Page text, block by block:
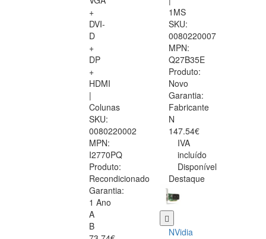
+
DVI-
D
+
DP
+
HDMI
|
Colunas
SKU:
0080220002
MPN:
I2770PQ
Produto:
Recondicionado
Garantia:
1 Ano
A
B
1MS
SKU:
0080220007
MPN:
Q27B35E
Produto:
Novo
Garantia:
Fabricante
N
147.54€
IVA
incluído
Disponível
Destaque
NVidia